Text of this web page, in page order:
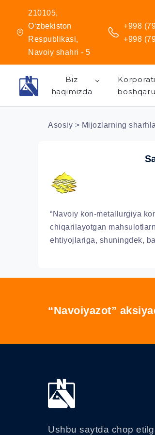
210105,
O‘zbekiston
Respublikasi,
Navoiy shahri - 5
+998
+998
Biz
haqimizda
Asosiy > Mijozlarning
“Navoiy kon-metallurgiya
chiqarilayotgan
ehtiyojlariga, shuningdek,
“Navoiyazot”
Ushbu saytda chop